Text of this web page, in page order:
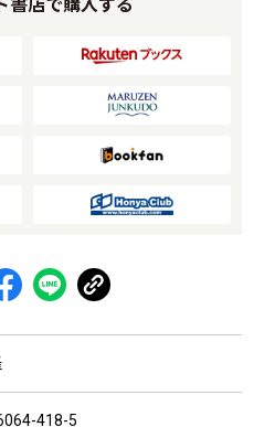
書店で購入する
418-5